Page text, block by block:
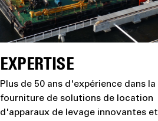
EXPERTISE
Plus de 50 ans d'expérience dans la
fourniture de solutions de location
d'apparaux de levage innovantes et